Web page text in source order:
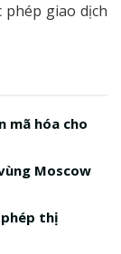
giao dịch
mã hóa cho
Moscow
phép thị